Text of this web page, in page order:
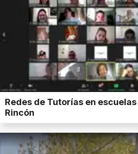
Redes de Tutorías en
Rincón